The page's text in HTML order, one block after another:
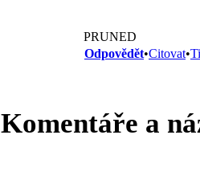
PRUNED
Odpovědět•Citovat•
Komentáře a